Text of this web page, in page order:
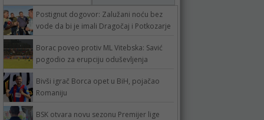
Postignut dogovor: Zalužani noću bez
vode da bi je imali Dragočaj i Potkozarje
Borac poveo protiv ML Vitebska: Savić
pogodio za erupciju oduševljenja
Bivši igrač Borca opet u BiH, pojačao
Romaniju
BSK otvara novu sezonu Premijer lige